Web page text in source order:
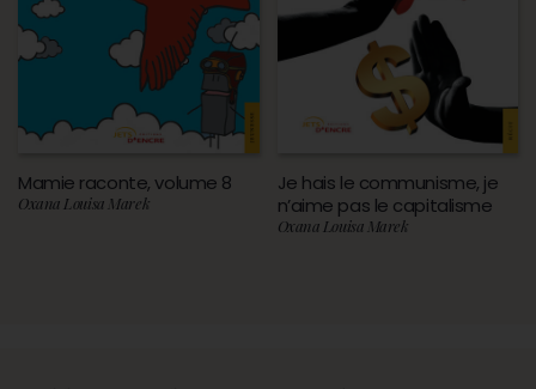
Mamie raconte, volume 8
Oxana Louisa Marek
Je hais le communisme, je
n’aime pas le capitalisme
Oxana Louisa Marek